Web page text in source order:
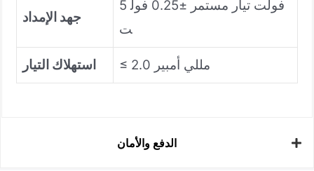
جهد الإمداد
5 فولت تيار مستمر ±0.25 فول
ت
استهلاك التيار ≤ 2.0 مللي أمبير
الدفع والأمان